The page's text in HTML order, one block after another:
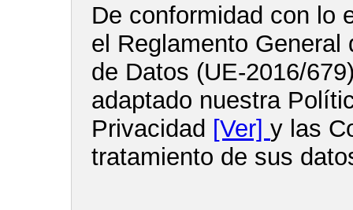
De conformidad con lo
el Reglamento General
de Datos (UE-2016/
adaptado nuestra
Privacidad [Ver] y las
tratamiento de sus